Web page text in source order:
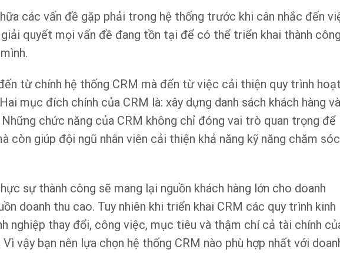
các vấn đề gặp phải trong hệ thống trước khi cân nhắc đến
quyết mọi vấn đề đang tồn tại để có thể triển khai thành công
từ chính hệ thống CRM mà đến từ việc cải thiện quy trình hoạt
mục đích chính của CRM là: xây dựng danh sách khách hàng và
Những chức năng của CRM không chỉ đóng vai trò quan trọng để
còn giúp đội ngũ nhân viên cải thiện khả năng kỹ năng chăm sóc
sự thành công sẽ mang lại nguồn khách hàng lớn cho doanh
doanh thu cao. Tuy nhiên khi triển khai CRM các quy trình kinh
nghiệp thay đổi, công việc, mục tiêu và thậm chí cả tài chính
vậy bạn nên lựa chọn hệ thống CRM nào phù hợp nhất với